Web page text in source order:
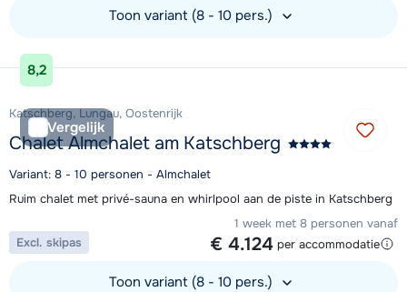
Toon variant (8 - 10 pers.)
Bekijk accommodatie
8,2
Vergelijk
Katschberg, Lungau, Oostenrijk
Chalet Almchalet am Katschberg
Variant: 8 - 10 personen - Almchalet
Ruim chalet met privé-sauna en whirlpool aan de piste in Katschberg
1 week met 8 personen vanaf
€ 4.124 per accommodatie
Excl. skipas
Toon variant (8 - 10 pers.)